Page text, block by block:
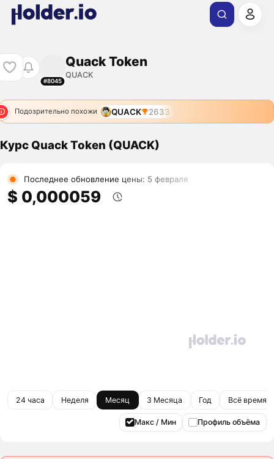
#8045
Quack Token
QUACK
Подозрительно похожи QUACK 2633
Курс Quack Token (QUACK)
Последнее обновление цены: 5 февраля
$ 0,000059
24 часа Неделя Месяц 3 Месяца Год Всё время
Макс / Мин Профиль объёма